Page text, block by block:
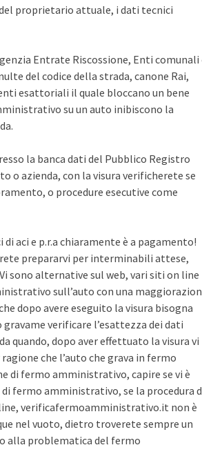
proprietario attuale, i dati tecnici
Entrate Riscossione, Enti comunali
del codice della strada, canone Rai,
esattoriali il quale bloccano un bene
su un auto inibiscono la
la banca dati del Pubblico Registro
o azienda, con la visura verificherete se
o procedure esecutive come
aci e p.r.a chiaramente è a pagamento!
prepararvi per interminabili attese,
sono alternative sul web, vari siti on line
sull’auto con una
dopo avere eseguito la visura bisogna
verificare l’esattezza dei dati
quando, dopo aver effettuato la visura vi
che l’auto che grava in fermo
di fermo amministrativo, capire se vi è
fermo amministrativo, se la procedura
verificafermoamministrativo.it non è
nel vuoto, dietro troverete sempre un
alla problematica del fermo